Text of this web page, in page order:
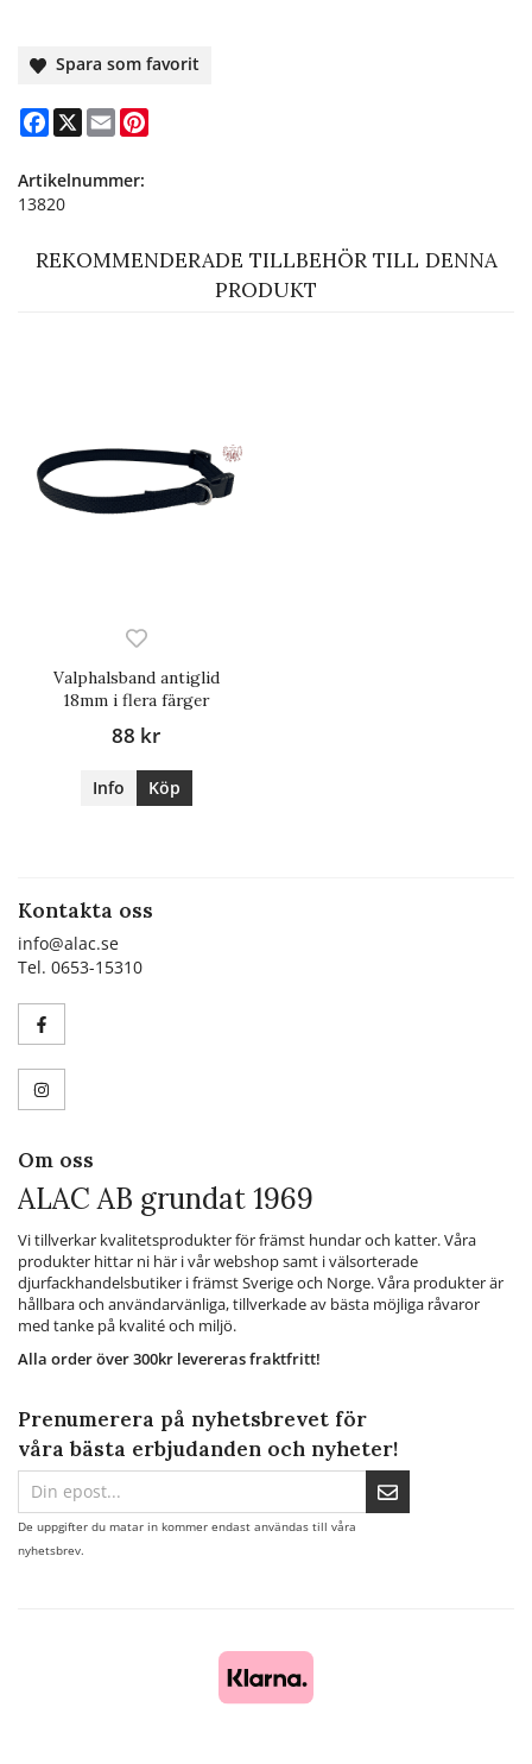
Spara som favorit
Facebook
X Email
Artikelnummer:
13820
REKOMMENDERADE TILLBEHÖR TILL DENNA
PRODUKT
Valphalsband antiglid
18mm i flera färger
88 kr
Info Köp
Kontakta oss
info@alac.se
Tel. 0653-15310
Om oss
ALAC AB grundat 1969
Vi tillverkar kvalitetsprodukter för främst hundar och katter. Våra
produkter hittar ni här i vår webshop samt i välsorterade
djurfackhandelsbutiker i främst Sverige och Norge. Våra produkter är
hållbara och användarvänliga, tillverkade av bästa möjliga råvaror
med tanke på kvalité och miljö.
Alla order över 300kr levereras fraktfritt!
Prenumerera på nyhetsbrevet för
våra bästa erbjudanden och nyheter!
De uppgifter du matar in kommer endast användas till våra
nyhetsbrev.